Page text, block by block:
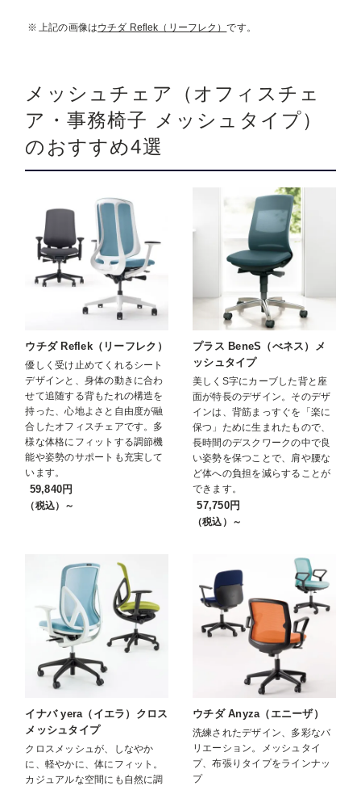
上記の画像はウチダ Reflek（リーフレク）です。
メッシュチェア（オフィスチェ
ア・事務椅子 メッシュタイプ）
のおすすめ4選
ウチダ Reflek（リーフレク）
優しく受け止めてくれるシート
デザインと、身体の動きに合わ
せて追随する背もたれの構造を
持った、心地よさと自由度が融
合したオフィスチェアです。多
様な体格にフィットする調節機
能や姿勢のサポートも充実して
います。
59,840円
（税込）～
プラス BeneS（べネス）メ
ッシュタイプ
美しくS字にカーブした背と座
面が特長のデザイン。そのデザ
インは、背筋まっすぐを「楽に
保つ」ために生まれたもので、
長時間のデスクワークの中で良
い姿勢を保つことで、肩や腰な
ど体への負担を減らすることが
できます。
57,750円
（税込）～
イナバ yera（イエラ）クロス
メッシュタイプ
クロスメッシュが、しなやか
に、軽やかに、体にフィット。
カジュアルな空間にも自然に調
ウチダ Anyza（エニーザ）
洗練されたデザイン、多彩なバ
リエーション。メッシュタイ
プ、布張りタイプをラインナッ
プ